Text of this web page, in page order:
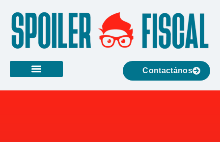
Contactános